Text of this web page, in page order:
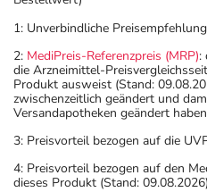
1: Unverbindliche
2: MediPreis-Referenzpreis (MRP):
die Arzneimittel-
Produkt ausweist (Stand:
zwischenzeitlich geändert und
Versandapotheken geändert
3: Preisvorteil bezogen auf die
4: Preisvorteil bezogen auf den
dieses Produkt (Stand: